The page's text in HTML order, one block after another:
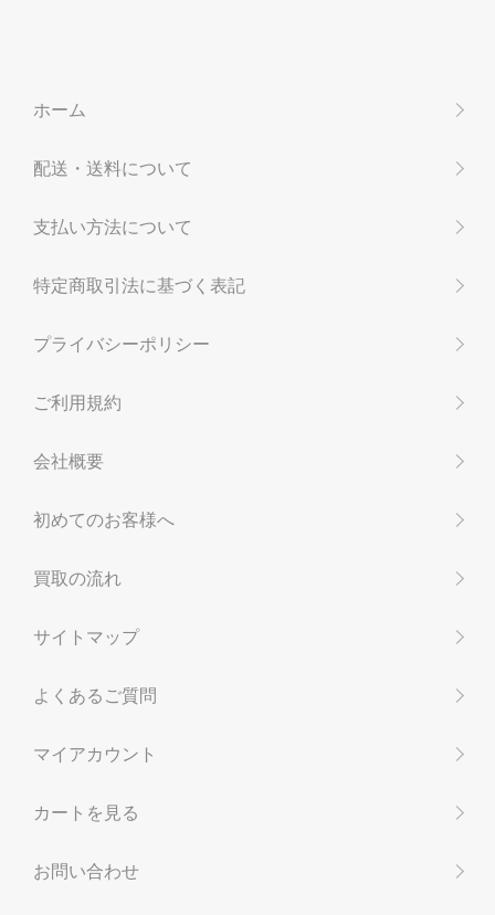
ホーム
配送・送料について
支払い方法について
特定商取引法に基づく表記
プライバシーポリシー
ご利用規約
会社概要
初めてのお客様へ
買取の流れ
サイトマップ
よくあるご質問
マイアカウント
カートを見る
お問い合わせ